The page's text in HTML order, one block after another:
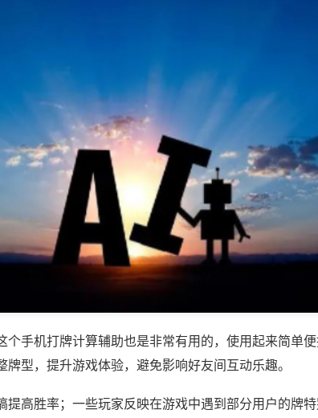
个手机打牌计算辅助也是非常有用的，使用起来简单
型，提升游戏体验，避免影响好友间互动乐趣。
提高胜率；一些玩家反映在游戏中遇到部分用户的牌